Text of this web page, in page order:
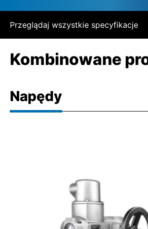
Przeglądaj wszystkie specyfikacje
Kombinowane
Napędy